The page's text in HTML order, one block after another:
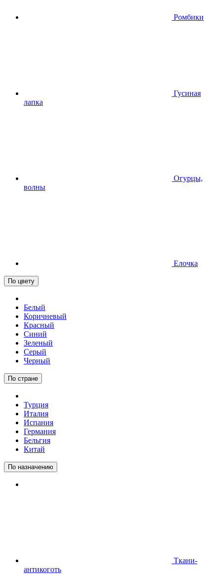
Ромбики
Гусиная
лапка
Огурцы,
волны
Елочка
По цвету
Белый
Коричневый
Красный
Синий
Зеленый
Серый
Черный
По стране
Турция
Италия
Испания
Германия
Бельгия
Китай
По назначению
Ткани-
антикоготь